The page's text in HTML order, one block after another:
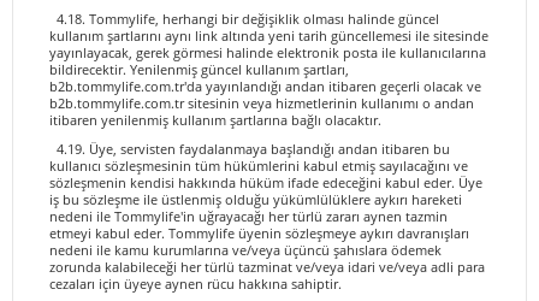
4.18. Tommylife, herhangi bir değişiklik olması halinde güncel
kullanım şartlarını aynı link altında yeni tarih güncellemesi ile sitesinde
yayınlayacak, gerek görmesi halinde elektronik posta ile kullanıcılarına
bildirecektir. Yenilenmiş güncel kullanım şartları,
b2b.tommylife.com.tr'da yayınlandığı andan itibaren geçerli olacak ve
b2b.tommylife.com.tr sitesinin veya hizmetlerinin kullanımı o andan
itibaren yenilenmiş kullanım şartlarına bağlı olacaktır.
4.19. Üye, servisten faydalanmaya başlandığı andan itibaren bu
kullanıcı sözleşmesinin tüm hükümlerini kabul etmiş sayılacağını ve
sözleşmenin kendisi hakkında hüküm ifade edeceğini kabul eder. Üye
iş bu sözleşme ile üstlenmiş olduğu yükümlülüklere aykırı hareketi
nedeni ile Tommylife'in uğrayacağı her türlü zararı aynen tazmin
etmeyi kabul eder. Tommylife üyenin sözleşmeye aykırı davranışları
nedeni ile kamu kurumlarına ve/veya üçüncü şahıslara ödemek
zorunda kalabileceği her türlü tazminat ve/veya idari ve/veya adli para
cezaları için üyeye aynen rücu hakkına sahiptir.